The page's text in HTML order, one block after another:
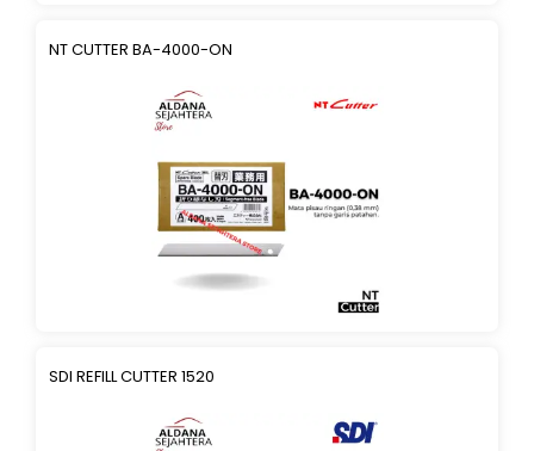
NT CUTTER BA-4000-ON
SDI REFILL CUTTER 1520